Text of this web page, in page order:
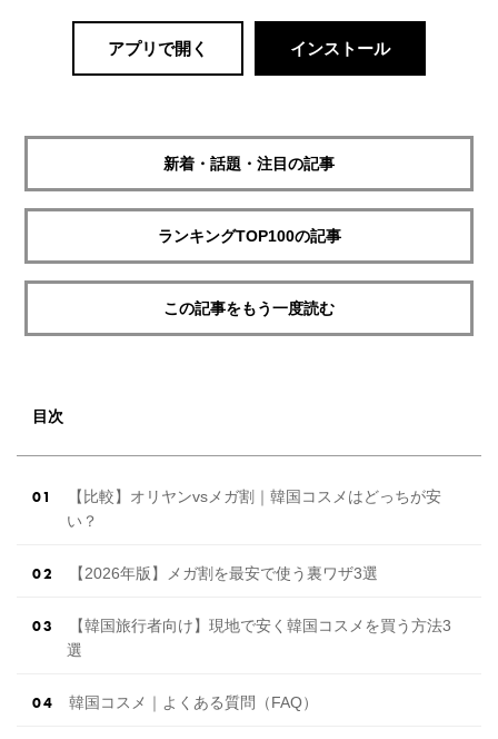
アプリで開く インストール
新着・話題・注目の記事
ランキングTOP100の記事
この記事をもう一度読む
目次
【比較】オリヤンvsメガ割｜韓国コスメはどっちが安
い？
【2026年版】メガ割を最安で使う裏ワザ3選
【韓国旅行者向け】現地で安く韓国コスメを買う方法3
選
韓国コスメ｜よくある質問（FAQ）